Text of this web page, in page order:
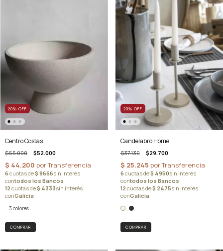
20% OFF
Centro Costas
$65.000 $52.000
3 colores
COMPRAR
20% OFF
Candelabro Home
$37.130 $29.700
COMPRAR